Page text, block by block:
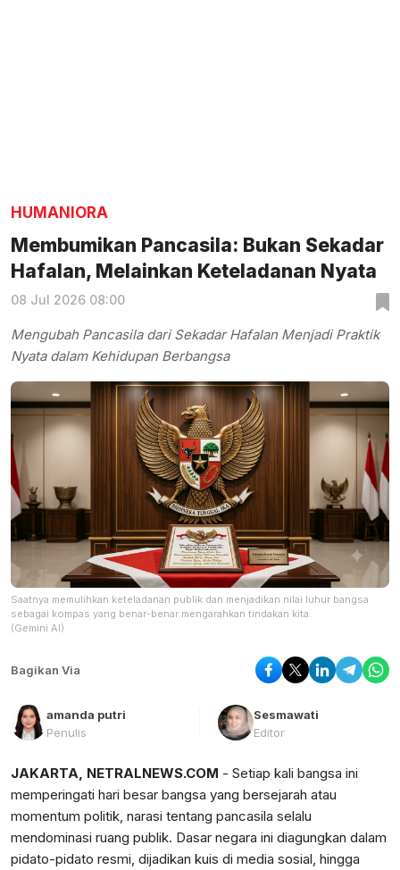
HUMANIORA
Membumikan Pancasila: Bukan Sekadar
Hafalan, Melainkan Keteladanan Nyata
08 Jul 2026 08:00
Mengubah Pancasila dari Sekadar Hafalan Menjadi Praktik
Nyata dalam Kehidupan Berbangsa
Saatnya memulihkan keteladanan publik dan menjadikan nilai luhur bangsa
sebagai kompas yang benar-benar mengarahkan tindakan kita.
(Gemini AI)
Bagikan Via
amanda putri
Penulis
Sesmawati
Editor
JAKARTA, NETRALNEWS.COM - Setiap kali bangsa ini
memperingati hari besar bangsa yang bersejarah atau
momentum politik, narasi tentang pancasila selalu
mendominasi ruang publik. Dasar negara ini diagungkan dalam
pidato-pidato resmi, dijadikan kuis di media sosial, hingga